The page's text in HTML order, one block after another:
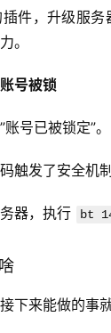
件，升级服务
。
号被锁
号已被锁定”。
触发了安全机制
器，执行 bt
下来能做的事就